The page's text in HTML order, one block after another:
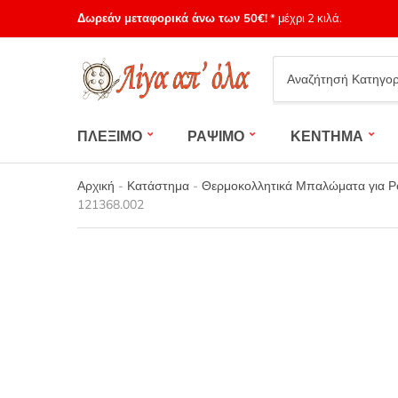
Δωρεάν μεταφορικά άνω των 50€!* μέχρι 2 κιλά.
Category
name
ΠΛΕΞΙΜΟ ΡΑΨΙΜΟ ΚΕΝΤΗΜΑ
Αρχική - Κατάστημα - Θερμοκολλητικά Μπαλώματα για
121368.002